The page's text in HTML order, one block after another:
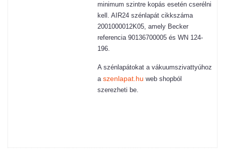
minimum szintre kopás esetén cserélni
kell. AIR24 szénlapát cikkszáma
2001000012K05, amely Becker
referencia 90136700005 és WN 124-
196.
A szénlapátokat a vákuumszivattyúhoz
a szenlapat.hu web shopból
szerezheti be.